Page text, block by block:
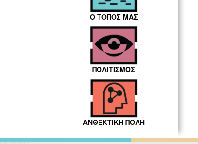
Ο ΤΟΠΟΣ ΜΑΣ
ΠΟΛΙΤΙΣΜΟΣ
ΑΝΘΕΚΤΙΚΗ ΠΟΛΗ